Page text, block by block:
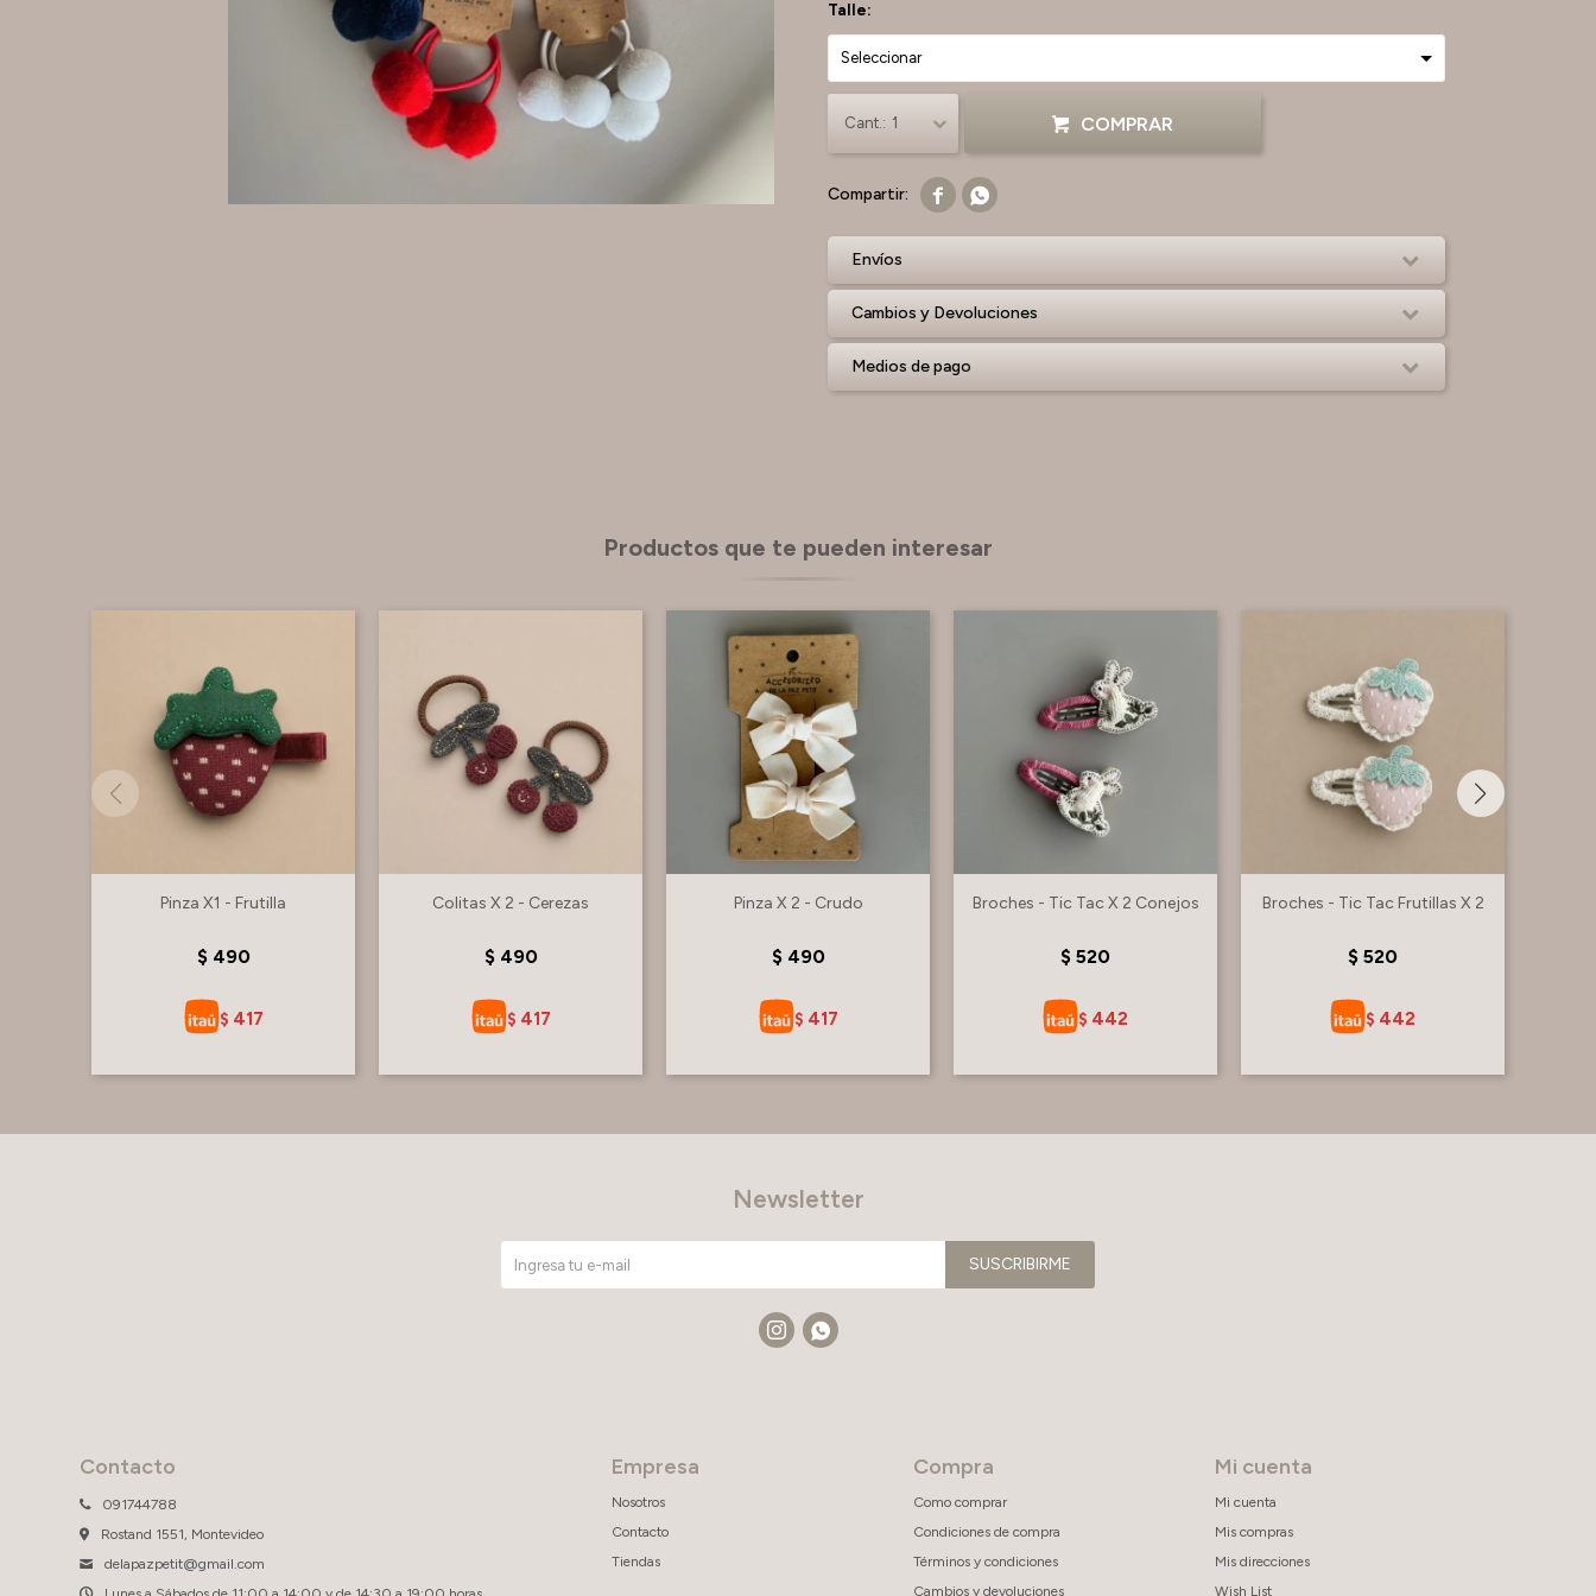
Talle:
1 COMPRAR
 
Envíos
Cambios y Devoluciones
Medios de pago
Productos que te pueden interesar
Pinza X1 - Frutilla
$ 490
$ 417
Colitas X 2 - Cerezas
$ 490
$ 417
Pinza X 2 - Crudo
$ 490
$ 417
Broches - Tic Tac X 2 Conejos
$ 520
$ 442
Broches - Tic Tac Frutillas X 2
$ 520
$ 442
Contacto
091744788
Rostand 1551, Montevideo
delapazpetit@gmail.com
Empresa
Nosotros
Contacto
Tiendas
Compra
Como comprar
Condiciones de compra
Términos y condiciones
Cambios y devoluciones
Mi cuenta
Mi cuenta
Mis compras
Mis direcciones
Wish List
Newsletter
SUSCRIBIRME
 